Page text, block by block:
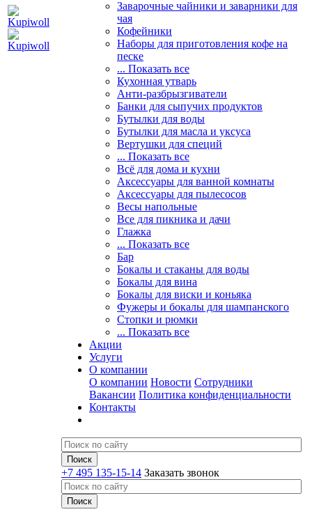
Заварочные чайники и заварники для
чая
Кофейники
Наборы для приготовления кофе на
песке
... Показать все
Кухонная утварь
Анти-разбрызгиватели
Банки для сыпучих продуктов
Бутылки для воды
Бутылки для масла и уксуса
Вертушки для специй
... Показать все
Всё для дома и кухни
Аксессуары для ванной комнаты
Аксессуары для пылесосов
Весы напольные
Все для пикника и дачи
Глажка
... Показать все
Бар
Бокалы и стаканы для воды
Бокалы для вина
Бокалы для виски и коньяка
Фужеры и бокалы для шампанского
Стопки и рюмки
... Показать все
Акции
Услуги
О компании
О компании Новости Сотрудники
Вакансии Политика конфиденциальности
Контакты
+7 495 135-15-14 Заказать звонок